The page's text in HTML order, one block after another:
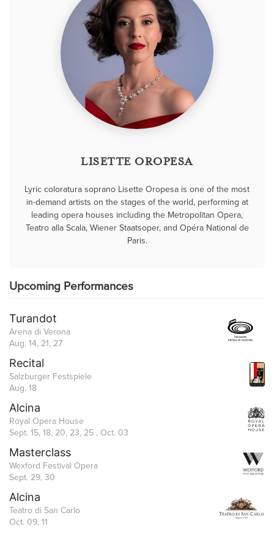
LISETTE OROPESA
Lyric coloratura soprano Lisette Oropesa is one of the most
in-demand artists on the stages of the world, performing at
leading opera houses including the Metropolitan Opera,
Teatro alla Scala, Wiener Staatsoper, and Opéra National de
Paris.
Upcoming Performances
Turandot
Arena di Verona
Aug. 14, 21, 27
Recital
Salzburger Festspiele
Aug. 18
Alcina
Royal Opera House
Sept. 15, 18, 20, 23, 25 , Oct. 03
Masterclass
Wexford Festival Opera
Sept. 29, 30
Alcina
Teatro di San Carlo
Oct. 09, 11